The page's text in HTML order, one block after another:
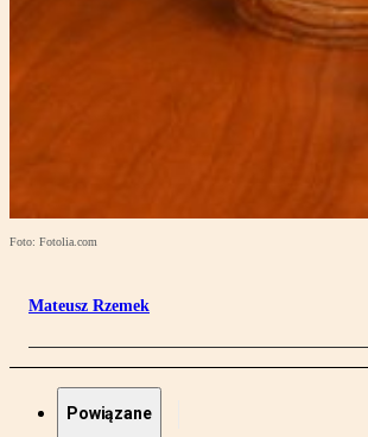
Foto: Fotolia.com
Mateusz Rzemek
Powiązane